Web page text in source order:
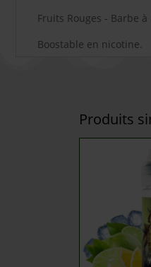
Fruits Rouges - Barbe
Boostable en nicotine.
Produits